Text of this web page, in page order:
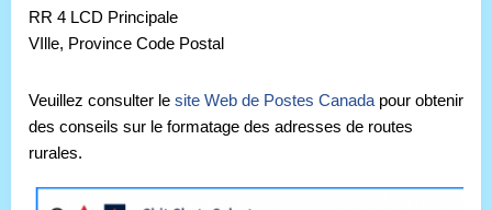
RR 4 LCD Principale
VIlle, Province Code Postal
Veuillez consulter le site Web de Postes Canada pour obtenir
des conseils sur le formatage des adresses de routes
rurales.